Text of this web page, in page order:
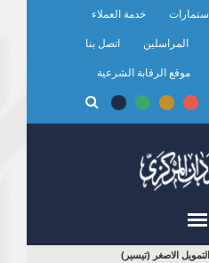
استمارات خدمة العملاء
المراسلين اتصل بنا
موقع الرقابة الشرعية
الاصغر (تيسير)